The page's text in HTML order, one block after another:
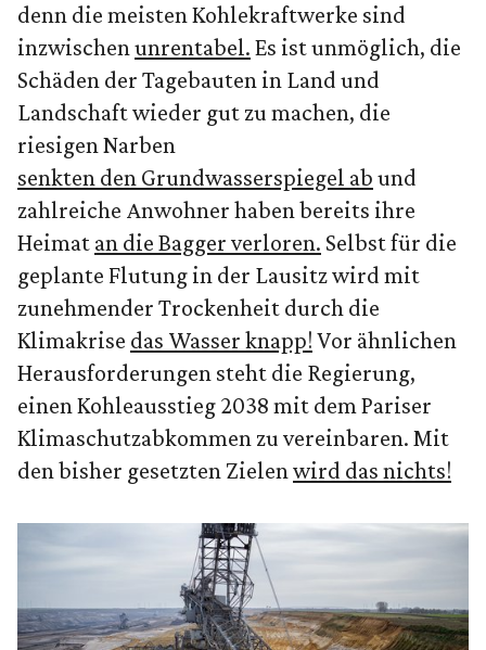
denn die meisten Kohlekraftwerke sind
inzwischenunrentabel. Es ist unmöglich, die
Schäden der Tagebauten in Land und
Landschaft wieder gut zu machen, die
riesigen Narben
senkten den Grundwasserspiegel ab und
zahlreiche Anwohner haben bereits ihre
Heimat an die Bagger verloren. Selbst für die
geplante Flutung in der Lausitz wird mit
zunehmender Trockenheit durch die
Klimakrise das Wasser knapp! Vor ähnlichen
Herausforderungen steht die Regierung,
einen Kohleausstieg 2038 mit dem Pariser
Klimaschutzabkommen zu vereinbaren. Mit
den bisher gesetzten Zielenwird das nichts!